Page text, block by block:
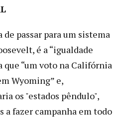
passar para um sistema
é a “igualdade
“um voto na Califórnia
Wyoming” e,
os "estados pêndulo",
a fazer campanha em todo